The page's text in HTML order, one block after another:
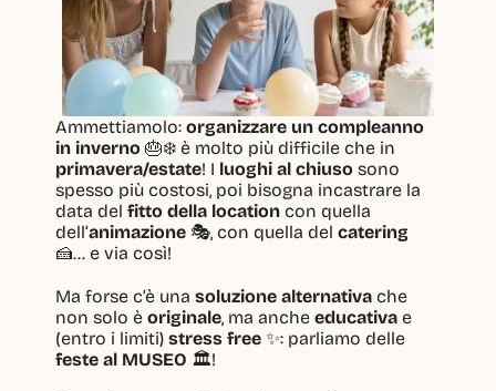
Ammettiamolo: organizzare un compleanno
in inverno
primavera/estate! I luoghi al chiuso sono
spesso più costosi, poi bisogna incastrare la
data del fitto della location con quella
dell’animazione 🎭, con quella del catering
🍰... e via così!
Ma forse c’è una soluzione alternativa che
non solo è originale, ma anche educativa e
(entro i limiti) stress free
feste al MUSEO 🏛️!